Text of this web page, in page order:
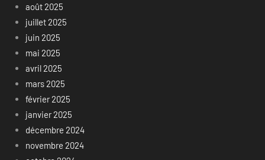
août 2025
juillet 2025
juin 2025
mai 2025
avril 2025
mars 2025
février 2025
janvier 2025
décembre 2024
novembre 2024